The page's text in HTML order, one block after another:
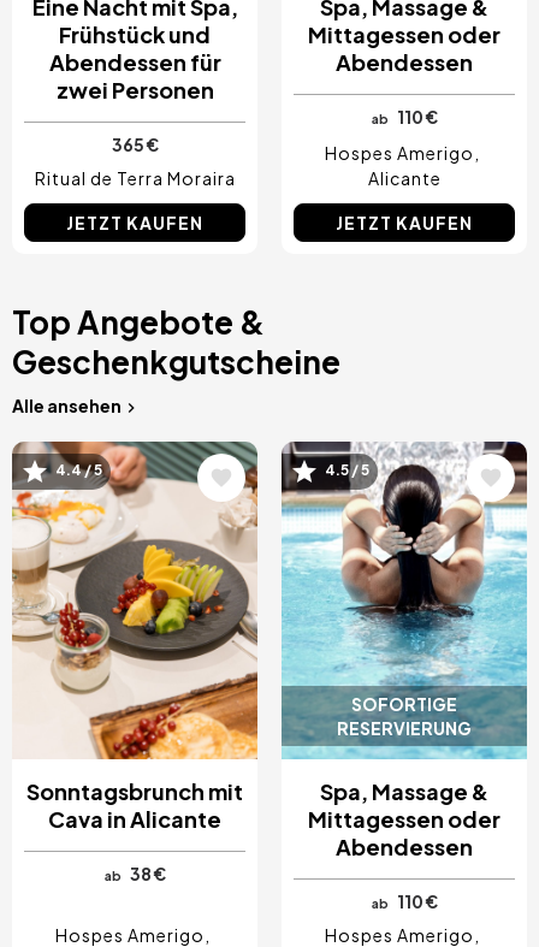
Eine Nacht mit Spa,
Frühstück und
Abendessen für
zwei Personen
365 €
Ritual de Terra Moraira
JETZT KAUFEN
Spa, Massage &
Mittagessen oder
Abendessen
ab
110 €
Hospes Amerigo
Alicante
JETZT KAUFEN
Top Angebote &
Geschenkgutscheine
Alle ansehen
Bild4.4 / 5
Sonntagsbrunch mit
Cava in Alicante
ab 38 €
Hospes Amerigo
SOFORTIGE
RESERVIERUNG
Bild4.5 / 5
Spa, Massage &
Mittagessen oder
Abendessen
ab
110 €
Hospes Amerigo